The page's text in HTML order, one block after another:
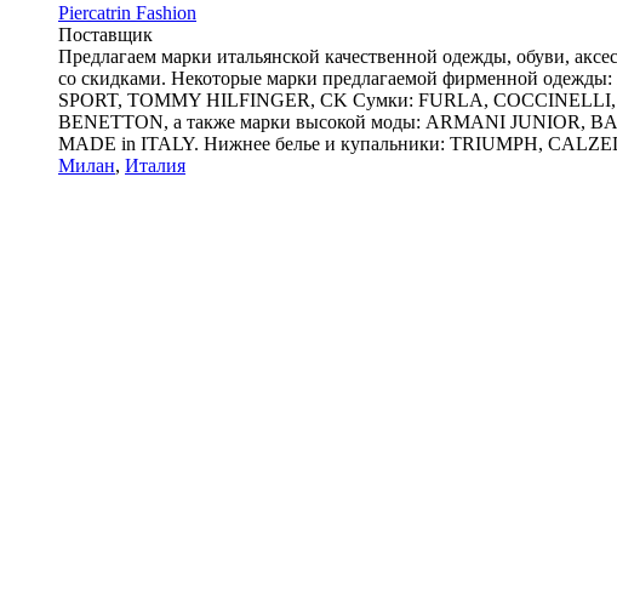
Piercatrin Fashion
Поставщик
Предлагаем марки итальянской качественной одежды, обуви,
со скидками. Некоторые марки предлагаемой фирменной
SPORT, TOMMY HILFINGER, CK Сумки: FURLA,
BENETTON, а также марки высокой моды: ARMANI JUNIOR,
MADE in ITALY. Нижнее белье и купальники: TRIUMPH,
Милан, Италия